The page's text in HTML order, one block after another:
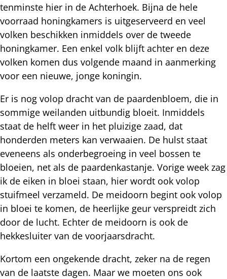
tenminste hier in de Achterhoek. Bijna de hele
voorraad honingkamers is uitgeserveerd en veel
volken beschikken inmiddels over de tweede
honingkamer. Een enkel volk blijft achter en deze
volken komen dus volgende maand in aanmerking
voor een nieuwe, jonge koningin.
Er is nog volop dracht van de paardenbloem, die in
sommige weilanden uitbundig bloeit. Inmiddels
staat de helft weer in het pluizige zaad, dat
honderden meters kan verwaaien. De hulst staat
eveneens als onderbegroeing in veel bossen te
bloeien, net als de paardenkastanje. Vorige week zag
ik de eiken in bloei staan, hier wordt ook volop
stuifmeel verzameld. De meidoorn begint ook volop
in bloei te komen, de heerlijke geur verspreidt zich
door de lucht. Echter de meidoorn is ook de
hekkesluiter van de voorjaarsdracht.
Kortom een ongekende dracht, zeker na de regen
van de laatste dagen. Maar we moeten ons ook